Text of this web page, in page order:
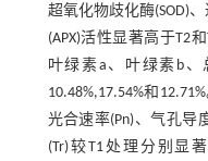
超氧化物歧化酶(SOD)
(APX)活性显著高于T2
叶绿素a、叶绿素b、
10.48%,17.54%和
光合速率(Pn)、气孔导
(Tr)较T1处理分别显著